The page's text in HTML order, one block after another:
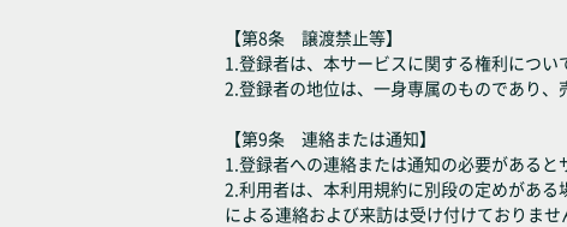
【第8条 譲渡禁止等】
1.登録者は、本サービスに関する権利につ
2.登録者の地位は、一身専属のものであり、
【第9条 連絡または通知】
1.登録者への連絡または通知の必要がある
2.利用者は、本利用規約に別段の定めがあ
による連絡および来訪は受け付けておりませ